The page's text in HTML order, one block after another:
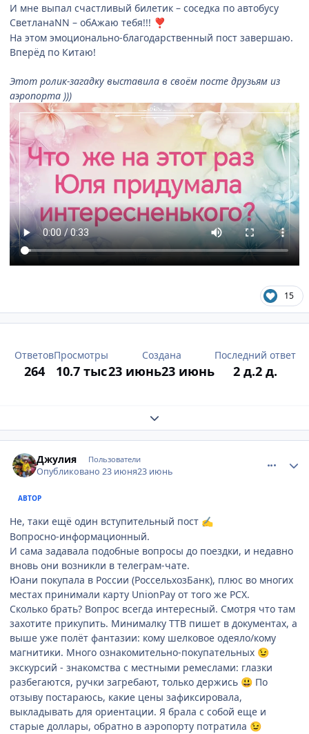
И мне выпал счастливый билетик – соседка по автобусу
СветланаNN – обАжаю тебя!!! ❣️
На этом эмоционально-благодарственный пост завершаю.
Вперёд по Китаю!
Этот ролик-загадку выставила в своём посте друзьям из
аэропорта )))
15
Ответов
264
Просмотры
10.7 тыс
Создана
23 июнь23 июнь
Последний ответ
2 д.2 д.
Развернуть обзор темы
Джулия Пользователи
Опубликовано23 июня23 июнь
АВТОР
Не, таки ещё один вступительный пост ✍
Вопросно-информационный.
И сама задавала подобные вопросы до поездки, и недавно
вновь они возникли в телеграм-чате.
Юани покупала в России (РоссельхозБанк), плюс во многих
местах принимали карту UnionPay от того же РСХ.
Сколько брать? Вопрос всегда интересный. Смотря что там
захотите прикупить. Минималку ТТВ пишет в документах, а
выше уже полёт фантазии: кому шелковое одеяло/кому
магнитики. Много ознакомительно-покупательных 😉
экскурсий - знакомства с местными ремеслами: глазки
разбегаются, ручки загребают, только держись 😃 По
отзыву постараюсь, какие цены зафиксировала,
выкладывать для ориентации. Я брала с собой еще и
старые доллары, обратно в аэропорту потратила 😉